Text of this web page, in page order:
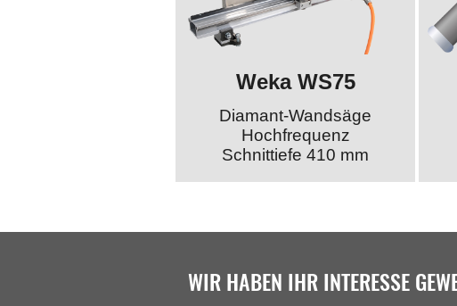
Weka WS75
Diamant-Wandsäge
Hochfrequenz
Schnittiefe 410 mm
WIR HABEN IHR INTERESSE